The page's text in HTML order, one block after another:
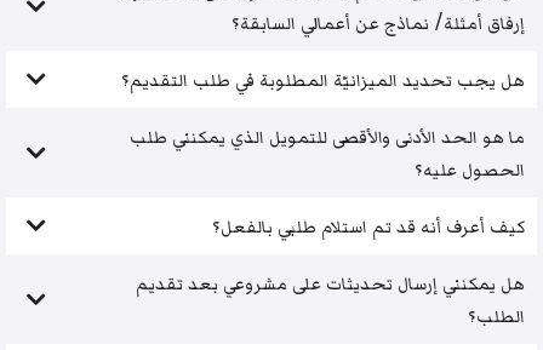
إرفاق أمثلة/ نماذج عن أعمالي السابقة؟
هل يجب تحديد الميزانيّة المطلوبة في طلب التقديم؟
ما هو الحد الأدنى والأقصى للتمويل الذي يمكنني طلب
الحصول عليه؟
كيف أعرف أنه قد تم استلام طلبي بالفعل؟
هل يمكنني إرسال تحديثات على مشروعي بعد تقديم
الطلب؟